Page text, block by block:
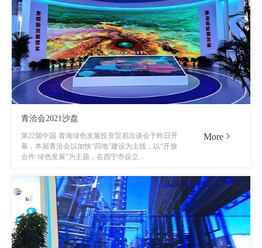
青洽会2021沙盘
第22届中国·青海绿色发展投资贸易洽谈会于昨日开
幕，本届青洽会以加快“四地”建设为主线，以“开放
合作·绿色发展”为主题，在西宁市设立...
More